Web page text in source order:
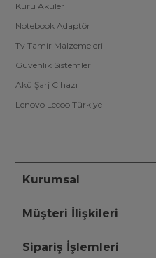
Kuru Aküler
Notebook Adaptör
Tv Tamir Malzemeleri
Güvenlik Sistemleri
Akü Şarj Cihazı
Lenovo Lecoo Türkiye
Kurumsal
Müşteri İlişkileri
Sipariş İşlemleri